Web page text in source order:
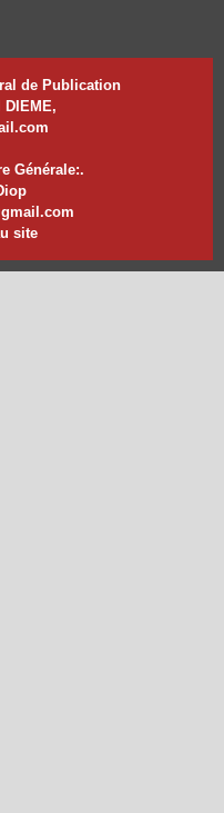
de Publication
DIEME,
Générale:.
site